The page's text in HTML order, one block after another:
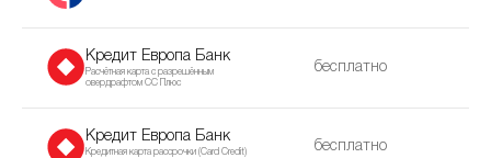
Кредит Европа Банк
Расчётная карта с разрешённым
овердрафтом CC Плюс
бесплатно
Кредит Европа Банк
Кредитная карта рассрочки (Сard Сredit) бесплатно